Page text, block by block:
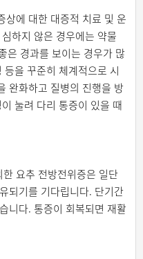
상에 대한 대증적 치료 및 운
하지 않은 경우에는 약물
은 경과를 보이는 경우가 많
을 꾸준히 체계적으로 시
완화하고 질병의 진행을 방
눌려 다리 통증이 있을 때
요추 전방전위증은 일단
되기를 기다립니다. 단기간
니다. 통증이 회복되면 재활